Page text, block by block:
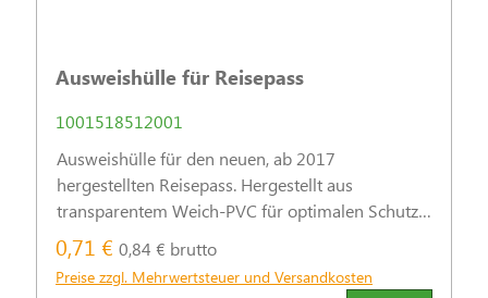
Ausweishülle für Reisepass
1001518512001
Ausweishülle für den neuen, ab 2017
hergestellten Reisepass. Hergestellt aus
transparentem Weich-PVC für optimalen Schutz
und Sichtbarkeit.
0,71 € 0,84 € brutto
Preise zzgl. Mehrwertsteuer und Versandkosten